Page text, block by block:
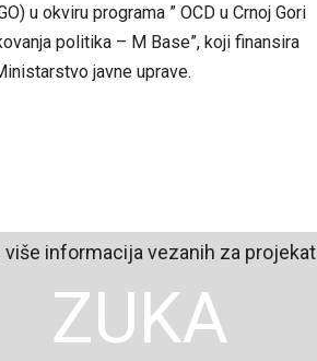
u okviru programa ” OCD u Crnoj Gori
politika – M Base”, koji finansira
javne uprave.
više informacija vezanih za projekat
ZUKA